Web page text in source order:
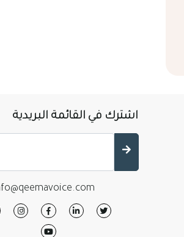
اشترك في القائمة البريدية